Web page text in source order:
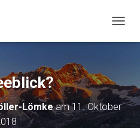
Lömkeam11. Oktober